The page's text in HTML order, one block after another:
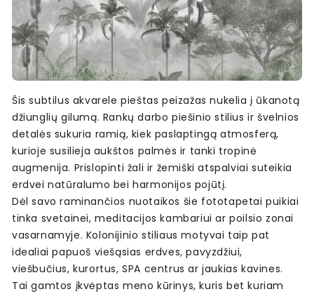
Šis subtilus akvarele pieštas peizažas nukelia į ūkanotą
džiunglių gilumą. Rankų darbo piešinio stilius ir švelnios
detalės sukuria ramią, kiek paslaptingą atmosferą,
kurioje susilieja aukštos palmės ir tanki tropinė
augmenija. Prislopinti žali ir žemiški atspalviai suteikia
erdvei natūralumo bei harmonijos pojūtį.
Dėl savo raminančios nuotaikos šie fototapetai puikiai
tinka svetainei, meditacijos kambariui ar poilsio zonai
vasarnamyje. Kolonijinio stiliaus motyvai taip pat
idealiai papuoš viešąsias erdves, pavyzdžiui,
viešbučius, kurortus, SPA centrus ar jaukias kavines.
Tai gamtos įkvėptas meno kūrinys, kuris bet kuriam